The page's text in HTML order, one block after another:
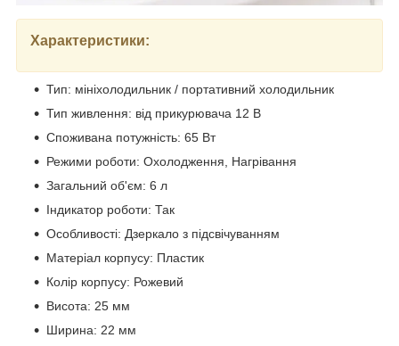
Характеристики:
Тип: мініхолодильник / портативний холодильник
Тип живлення: від прикурювача 12 В
Споживана потужність: 65 Вт
Режими роботи: Охолодження, Нагрівання
Загальний об'єм: 6 л
Індикатор роботи: Так
Особливості: Дзеркало з підсвічуванням
Матеріал корпусу: Пластик
Колір корпусу: Рожевий
Висота: 25 мм
Ширина: 22 мм